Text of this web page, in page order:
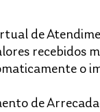
de
recebidos
o
de